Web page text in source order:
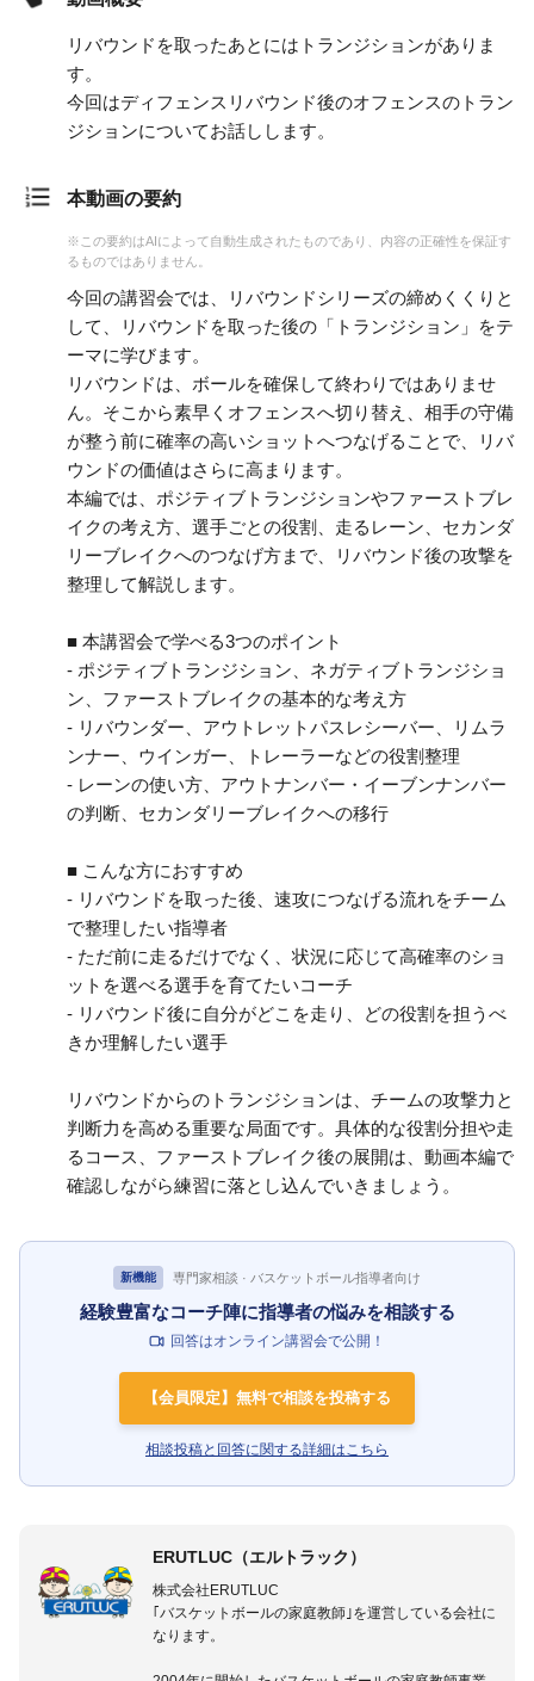
リバウンドを取ったあとにはトランジションがありま
す。
今回はディフェンスリバウンド後のオフェンスのトラン
ジションについてお話しします。
本動画の要約
※この要約はAIによって自動生成されたものであり、内容の正確性を保証す
るものではありません。
今回の講習会では、リバウンドシリーズの締めくくりと
して、リバウンドを取った後の「トランジション」をテ
ーマに学びます。
リバウンドは、ボールを確保して終わりではありませ
ん。そこから素早くオフェンスへ切り替え、相手の守備
が整う前に確率の高いショットへつなげることで、リバ
ウンドの価値はさらに高まります。
本編では、ポジティブトランジションやファーストブレ
イクの考え方、選手ごとの役割、走るレーン、セカンダ
リーブレイクへのつなげ方まで、リバウンド後の攻撃を
整理して解説します。
■ 本講習会で学べる3つのポイント
- ポジティブトランジション、ネガティブトランジショ
ン、ファーストブレイクの基本的な考え方
- リバウンダー、アウトレットパスレシーバー、リムラ
ンナー、ウインガー、トレーラーなどの役割整理
- レーンの使い方、アウトナンバー・イーブンナンバー
の判断、セカンダリーブレイクへの移行
■ こんな方におすすめ
- リバウンドを取った後、速攻につなげる流れをチーム
で整理したい指導者
- ただ前に走るだけでなく、状況に応じて高確率のショ
ットを選べる選手を育てたいコーチ
- リバウンド後に自分がどこを走り、どの役割を担うべ
きか理解したい選手
リバウンドからのトランジションは、チームの攻撃力と
判断力を高める重要な局面です。具体的な役割分担や走
るコース、ファーストブレイク後の展開は、動画本編で
確認しながら練習に落とし込んでいきましょう。
新機能 専門家相談 · バスケットボール指導者向け
経験豊富なコーチ陣に指導者の悩みを相談する
回答はオンライン講習会で公開！
【会員限定】無料で相談を投稿する
相談投稿と回答に関する詳細はこちら
ERUTLUC（エルトラック）
株式会社ERUTLUC
｢バスケットボールの家庭教師｣を運営している会社に
なります。